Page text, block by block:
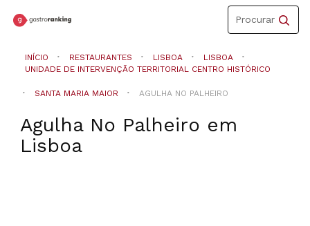
Toggle
navigation
Procurar
INÍCIO RESTAURANTES LISBOA
LISBOA
UNIDADE DE INTERVENÇÃO TERRITORIAL CENTRO HISTÓRICO
SANTA MARIA MAIOR AGULHA NO PALHEIRO
Agulha No Palheiro em
Lisboa